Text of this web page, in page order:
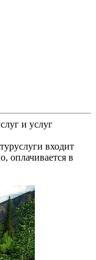
и услуг
входит
оплачивается в